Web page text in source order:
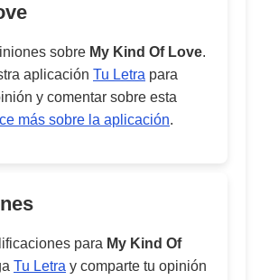
sobre My Kind Of Love.
aplicación Tu Letra para
y comentar sobre esta
más sobre la aplicación.
para My Kind Of
Tu Letra y comparte tu opinión